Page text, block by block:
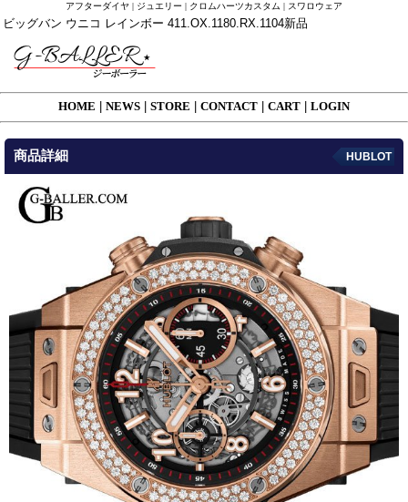
アフターダイヤ | ジュエリー | クロムハーツカスタム | スワロウェア
ビッグバン ウニコ レインボー 411.OX.1180.RX.1104新品
HOME NEWS STORE CONTACT CART LOGIN
商品詳細 HUBLOT